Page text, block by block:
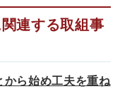
連する取組事
から始め工夫を重ね